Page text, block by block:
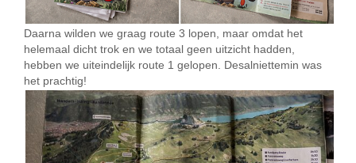
Daarna wilden we graag route 3 lopen, maar omdat het
helemaal dicht trok en we totaal geen uitzicht hadden,
hebben we uiteindelijk route 1 gelopen. Desalniettemin was
het prachtig!